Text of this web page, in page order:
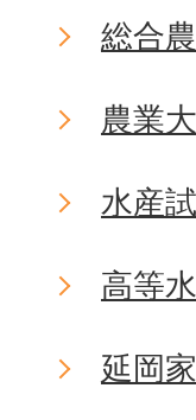
総合
農業
水産
高等
延岡